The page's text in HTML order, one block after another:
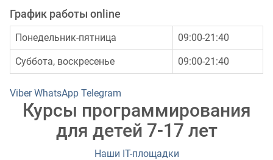
График работы online
Понедельник-пятница 09:00-21:40
Суббота, воскресенье 09:00-21:40
Viber WhatsApp Telegram
Курсы программирования
для детей 7-17 лет
Наши IT-площадки